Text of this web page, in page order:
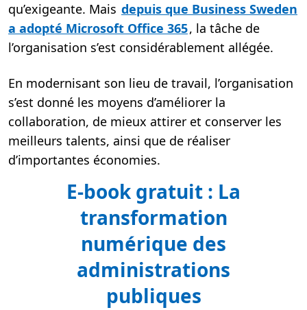
qu’exigeante. Mais depuis que Business Sweden
a adopté Microsoft Office 365, la tâche de
l’organisation s’est considérablement allégée.
En modernisant son lieu de travail, l’organisation
s’est donné les moyens d’améliorer la
collaboration, de mieux attirer et conserver les
meilleurs talents, ainsi que de réaliser
d’importantes économies.
E-book gratuit : La
transformation
numérique des
administrations
publiques